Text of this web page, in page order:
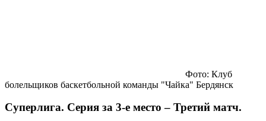
Фото: Клуб
болельщиков баскетбольной команды "Чайка" Бердянск
Суперлига. Серия за 3-е место – Третий матч.